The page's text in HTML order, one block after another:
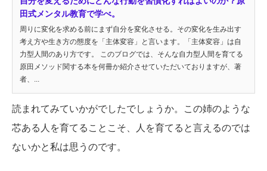
田式メンタル教育で学べ。
周りに変化を求める前にまず自分を変化させる。その変化を生み出す
考え方や生き方の態度を「主体変容」と言います。「主体変容」は自
力型人間のあり方です。 このブログでは、そんな自力型人間を育てる
原田メソッド関する本を何冊か紹介させていただいておりますが、著
者、...
読まれてみていかがでしたでしょうか。この姉のような
芯ある人を育てることこそ、人を育てると言えるのでは
ないかと私は思うのです。